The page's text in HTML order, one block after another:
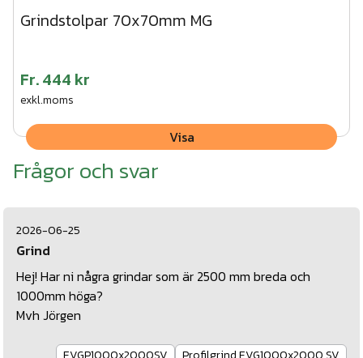
Grindstolpar 70x70mm MG
Fr.444 kr
exkl.moms
Visa
Frågor och svar
2026-06-25
Grind
Hej! Har ni några grindar som är 2500 mm breda och
1000mm höga?
Mvh Jörgen